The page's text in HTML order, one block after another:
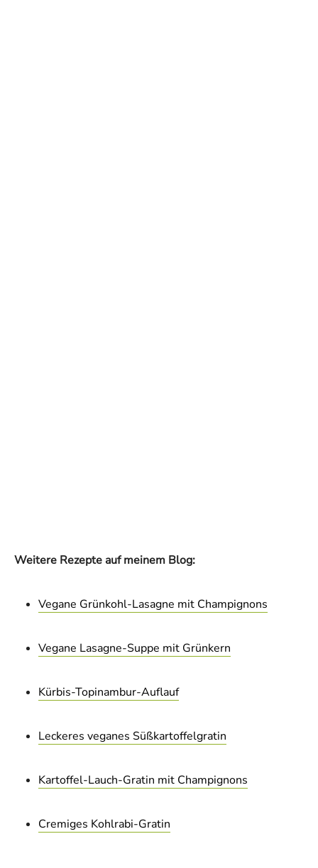
Weitere Rezepte auf meinem Blog:
Vegane Grünkohl-Lasagne mit Champignons
Vegane Lasagne-Suppe mit Grünkern
Kürbis-Topinambur-Auflauf
Leckeres veganes Süßkartoffelgratin
Kartoffel-Lauch-Gratin mit Champignons
Cremiges Kohlrabi-Gratin